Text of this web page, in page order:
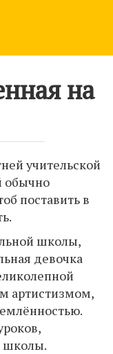
на
учительской
обычно
поставить в
школы,
девочка
артистизмом,
школы.